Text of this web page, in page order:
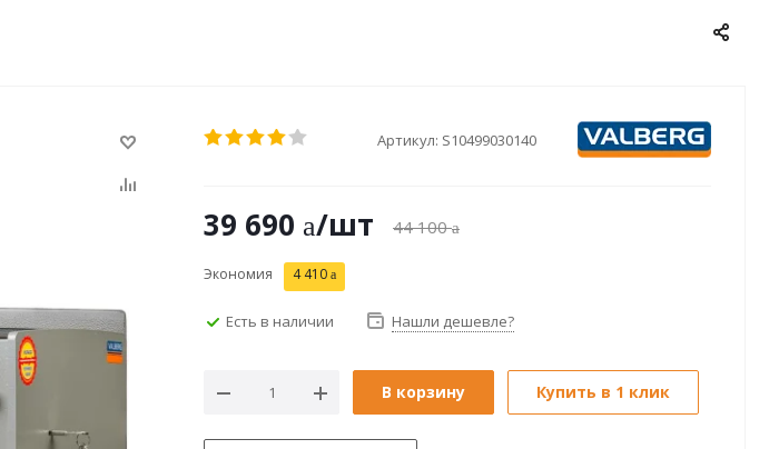
Артикул: S10499030140
39 690 /шт 44 100
Экономия 4 410
Есть в наличии Нашли дешевле?
В корзину Купить в 1 клик